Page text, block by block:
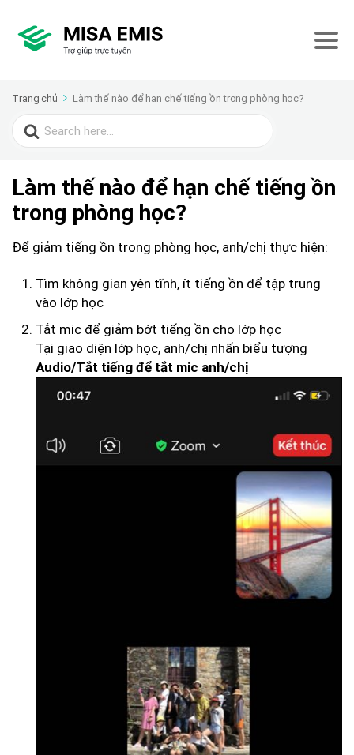
Trang chủ Làm thế nào để hạn chế tiếng ồn trong phòng học?
Search
for:
Làm thế nào để hạn chế tiếng ồn
trong phòng học?
Để giảm tiếng ồn trong phòng học, anh/chị thực hiện:
Tìm không gian yên tĩnh, ít tiếng ồn để tập trung
vào lớp học
Tắt mic để giảm bớt tiếng ồn cho lớp học
Tại giao diện lớp học, anh/chị nhấn biểu tượng
Audio/Tắt tiếng để tắt mic anh/chị